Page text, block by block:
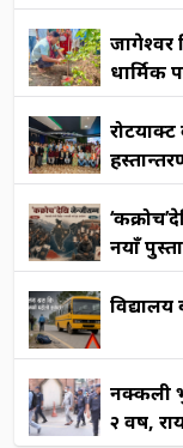
जागेश्वर
धार्मिक
नयाँ पुस्ता
नक्कली
२ वर्ष,